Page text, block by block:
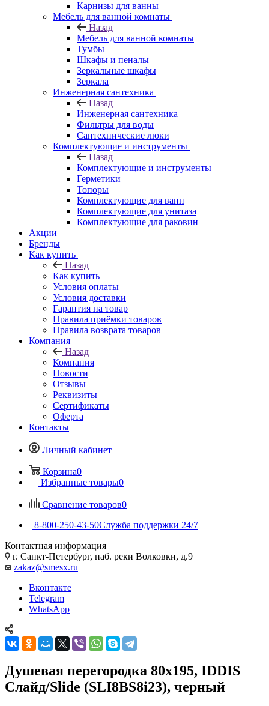
Карнизы для ванны
Мебель для ванной комнаты
Назад
Мебель для ванной комнаты
Тумбы
Шкафы и пеналы
Зеркальные шкафы
Зеркала
Инженерная сантехника
Назад
Инженерная сантехника
Фильтры для воды
Сантехнические люки
Комплектующие и инструменты
Назад
Комплектующие и инструменты
Герметики
Топоры
Комплектующие для ванн
Комплектующие для унитаза
Комплектующие для раковин
Акции
Бренды
Как купить
Назад
Как купить
Условия оплаты
Условия доставки
Гарантия на товар
Правила приёмки товаров
Правила возврата товаров
Компания
Назад
Компания
Новости
Отзывы
Реквизиты
Сертификаты
Оферта
Контакты
Личный кабинет
Корзина0
Избранные товары0
Сравнение товаров0
8-800-250-43-50Служба поддержки 24/7
Контактная информация
г. Санкт-Петербург, наб. реки Волковки, д.9
zakaz@smesx.ru
Вконтакте
Telegram
WhatsApp
Душевая перегородка 80x195, IDDIS
Слайд/Slide (SLI8BS8i23), черный